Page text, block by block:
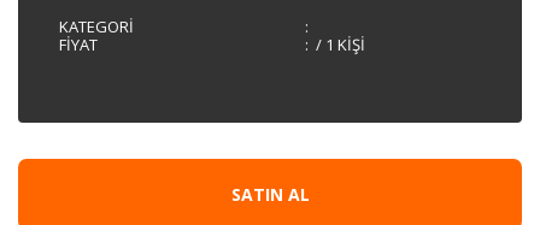
KATEGORI
:
FIYAT
: / 1 KIŞI
SATIN AL